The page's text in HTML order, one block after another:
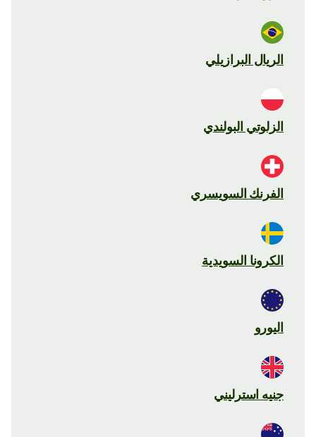
الريال البرازيلي
الزلوتي البولندي
الفرنك السويسري
الكرونا السويدية
اليورو
جنيه استرليني